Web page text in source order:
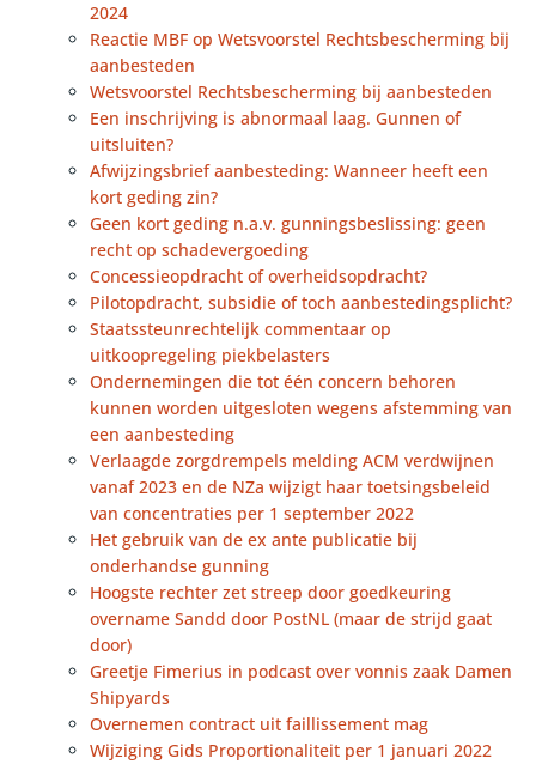
2024
Reactie MBF op Wetsvoorstel Rechtsbescherming bij
aanbesteden
Wetsvoorstel Rechtsbescherming bij aanbesteden
Een inschrijving is abnormaal laag. Gunnen of
uitsluiten?
Afwijzingsbrief aanbesteding: Wanneer heeft een
kort geding zin?
Geen kort geding n.a.v. gunningsbeslissing: geen
recht op schadevergoeding
Concessieopdracht of overheidsopdracht?
Pilotopdracht, subsidie of toch aanbestedingsplicht?
Staatssteunrechtelijk commentaar op
uitkoopregeling piekbelasters
Ondernemingen die tot één concern behoren
kunnen worden uitgesloten wegens afstemming van
een aanbesteding
Verlaagde zorgdrempels melding ACM verdwijnen
vanaf 2023 en de NZa wijzigt haar toetsingsbeleid
van concentraties per 1 september 2022
Het gebruik van de ex ante publicatie bij
onderhandse gunning
Hoogste rechter zet streep door goedkeuring
overname Sandd door PostNL (maar de strijd gaat
door)
Greetje Fimerius in podcast over vonnis zaak Damen
Shipyards
Overnemen contract uit faillissement mag
Wijziging Gids Proportionaliteit per 1 januari 2022